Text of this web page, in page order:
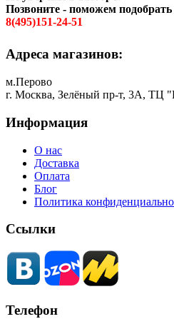
Позвоните - поможем
8(495)151-24-51
Адреса магазинов:
м.Перово
г. Москва, Зелёный пр-т, 3А, ТЦ
Информация
О нас
Доставка
Оплата
Блог
Политика
Ссылки
Телефон